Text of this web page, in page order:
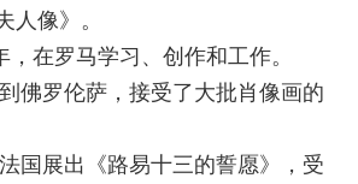
像》。
在罗马学习、创作和工作。
罗伦萨，接受了大批肖像画的
展出《路易十三的誓愿》，受